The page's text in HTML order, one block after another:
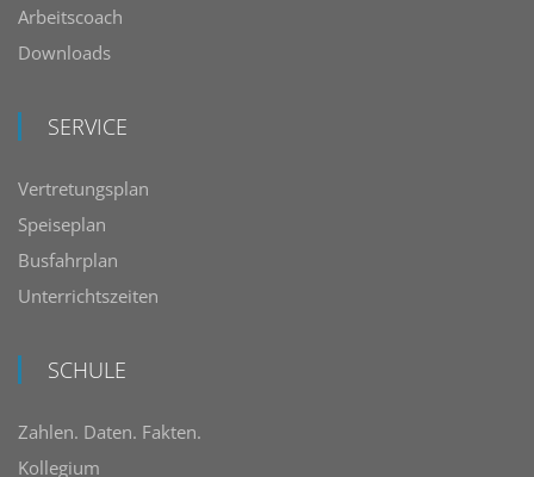
Arbeitscoach
Downloads
SERVICE
Vertretungsplan
Speiseplan
Busfahrplan
Unterrichtszeiten
SCHULE
Zahlen. Daten. Fakten.
Kollegium